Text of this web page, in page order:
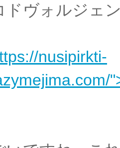
ドヴォルジェ
nusipirkti-